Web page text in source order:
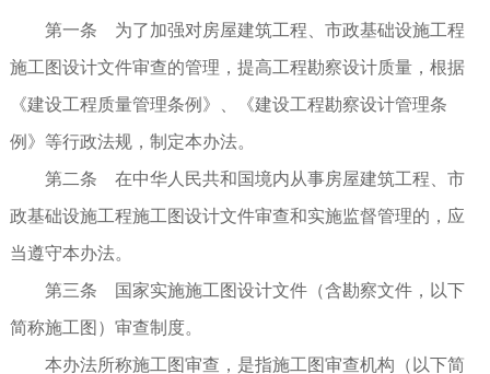
第一条 为了加强对房屋建筑工程、市政基础设施工程
施工图设计文件审查的管理，提高工程勘察设计质量，根据
《建设工程质量管理条例》、《建设工程勘察设计管理条
例》等行政法规，制定本办法。
第二条 在中华人民共和国境内从事房屋建筑工程、市
政基础设施工程施工图设计文件审查和实施监督管理的，应
当遵守本办法。
第三条 国家实施施工图设计文件（含勘察文件，以下
简称施工图）审查制度。
本办法所称施工图审查，是指施工图审查机构（以下简